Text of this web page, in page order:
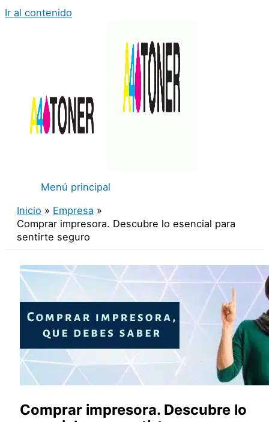
Ir al contenido
Menú principal
Inicio
Empresa
Comprar impresora. Descubre lo esencial para
sentirte seguro
Comprar impresora. Descubre lo